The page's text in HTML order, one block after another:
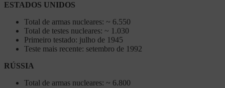
ESTADOS UNIDOS
Total de armas nucleares: ~ 6.550
Total de testes nucleares: ~ 1.030
Primeiro testado: julho de 1945
Teste mais recente: setembro de 1992
RÚSSIA
Total de armas nucleares: ~ 6.800